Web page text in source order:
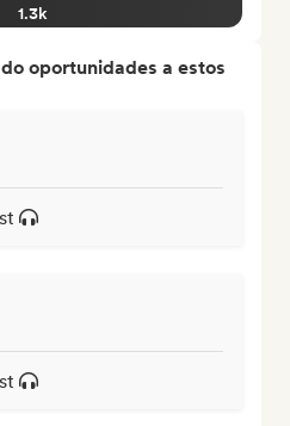
1.3k
oportunidades a estos